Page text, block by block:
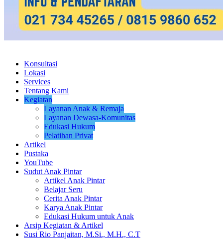
Konsultasi
Lokasi
Services
Tentang Kami
Kegiatan
Layanan Anak & Remaja
Layanan Dewasa-Komunitas
Edukasi Hukum
Pelatihan Privat
Artikel
Pustaka
YouTube
Sudut Anak Pintar
Artikel Anak Pintar
Belajar Seru
Cerita Anak Pintar
Karya Anak Pintar
Edukasi Hukum untuk Anak
Arsip Kegiatan & Artikel
Susi Rio Panjaitan, M.Si., M.H., C.T